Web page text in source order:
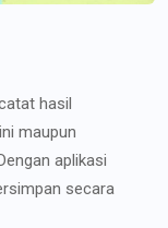
hasil
maupun
aplikasi
secara